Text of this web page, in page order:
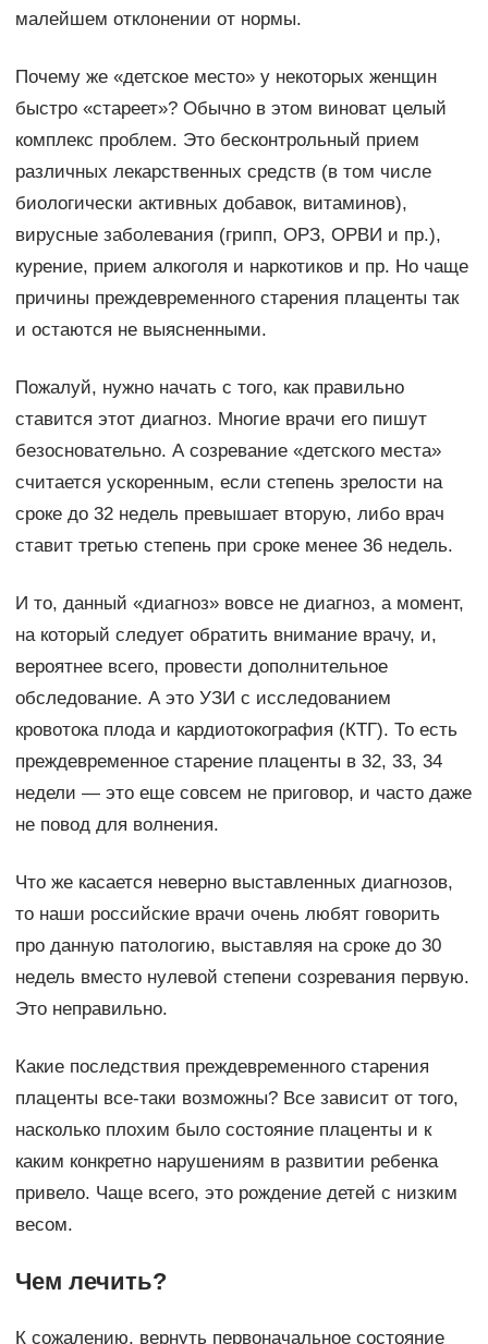
малейшем отклонении от нормы.
Почему же «детское место» у некоторых женщин
быстро «стареет»? Обычно в этом виноват целый
комплекс проблем. Это бесконтрольный прием
различных лекарственных средств (в том числе
биологически активных добавок, витаминов),
вирусные заболевания (грипп, ОРЗ, ОРВИ и пр.),
курение, прием алкоголя и наркотиков и пр. Но чаще
причины преждевременного старения плаценты так
и остаются не выясненными.
Пожалуй, нужно начать с того, как правильно
ставится этот диагноз. Многие врачи его пишут
безосновательно. А созревание «детского места»
считается ускоренным, если степень зрелости на
сроке до 32 недель превышает вторую, либо врач
ставит третью степень при сроке менее 36 недель.
И то, данный «диагноз» вовсе не диагноз, а момент,
на который следует обратить внимание врачу, и,
вероятнее всего, провести дополнительное
обследование. А это УЗИ с исследованием
кровотока плода и кардиотокография (КТГ). То есть
преждевременное старение плаценты в 32, 33, 34
недели — это еще совсем не приговор, и часто даже
не повод для волнения.
Что же касается неверно выставленных диагнозов,
то наши российские врачи очень любят говорить
про данную патологию, выставляя на сроке до 30
недель вместо нулевой степени созревания первую.
Это неправильно.
Какие последствия преждевременного старения
плаценты все-таки возможны? Все зависит от того,
насколько плохим было состояние плаценты и к
каким конкретно нарушениям в развитии ребенка
привело. Чаще всего, это рождение детей с низким
весом.
Чем лечить?
К сожалению, вернуть первоначальное состояние